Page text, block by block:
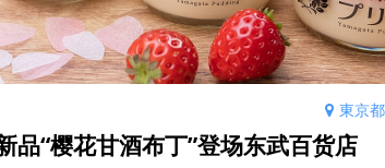
東京都
品“樱花甘酒布丁”登场东武百货店